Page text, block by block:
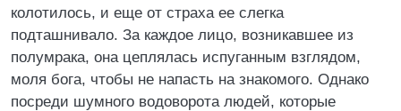
колотилось, и еще от страха ее слегка
подташнивало. За каждое лицо, возникавшее из
полумрака, она цеплялась испуганным взглядом,
моля бога, чтобы не напасть на знакомого. Однако
посреди шумного водоворота людей, которые